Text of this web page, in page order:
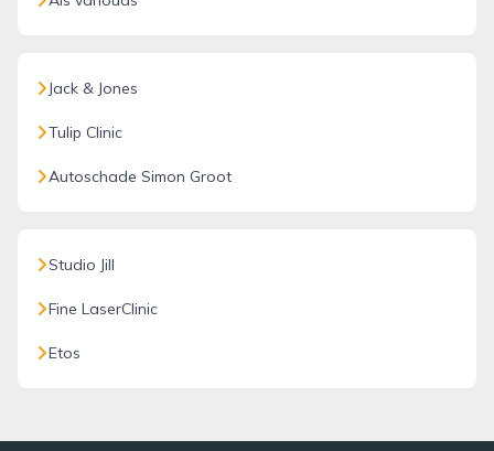
Jack & Jones
Tulip Clinic
Autoschade Simon Groot
Studio Jill
Fine LaserClinic
Etos